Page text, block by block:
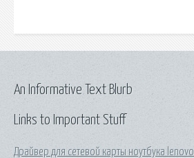
Links to Important Stuff
Драйвер для сетевой карты ноутбука lenovo
An Informative Text Blurb